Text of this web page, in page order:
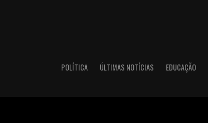
POLÍTICA ÚLTIMAS NOTÍCIAS EDUCAÇÃO